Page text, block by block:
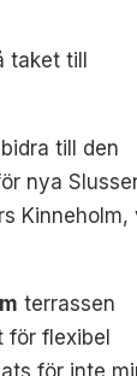
taket till
till den
nya
Kinneholm,
terrassen
för flexibel
för inte